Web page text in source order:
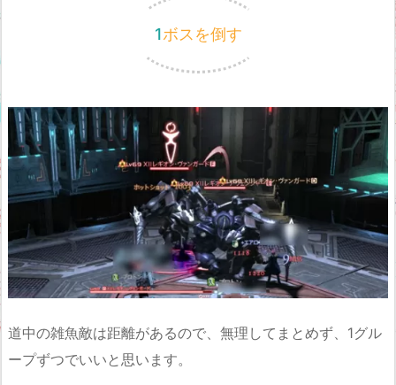
1ボスを倒す
道中の雑魚敵は距離があるので、無理してまとめず、1グル
ープずつでいいと思います。